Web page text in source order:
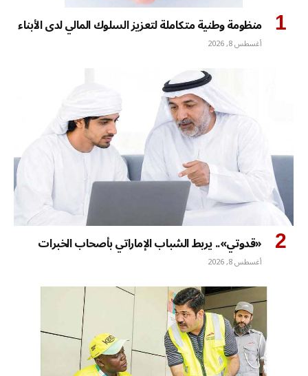
منظومة وطنية متكاملة لتعزيز السلوك المالي لدى الأبناء
أغسطس 8, 2026
«قدوتي».. يربط الشباب الإماراتي بأصحاب الخبرات
أغسطس 8, 2026